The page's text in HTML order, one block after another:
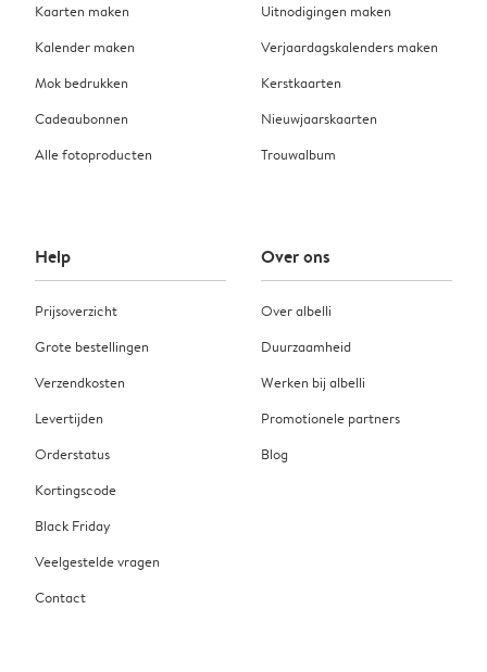
Kaarten maken
Kalender maken
Mok bedrukken
Cadeaubonnen
Alle fotoproducten
Uitnodigingen maken
Verjaardagskalenders maken
Kerstkaarten
Nieuwjaarskaarten
Trouwalbum
Help
Prijsoverzicht
Grote bestellingen
Verzendkosten
Levertijden
Orderstatus
Kortingscode
Black Friday
Veelgestelde vragen
Contact
Over ons
Over albelli
Duurzaamheid
Werken bij albelli
Promotionele partners
Blog